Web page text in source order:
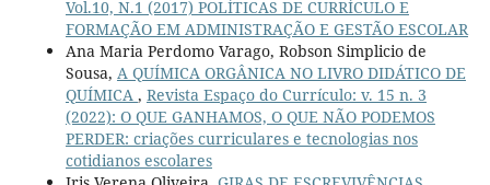
Vol.10, N.1 (2017) POLÍTICAS DE CURRÍCULO E
FORMAÇÃO EM ADMINISTRAÇÃO E GESTÃO ESCOLAR
Ana Maria Perdomo Varago, Robson Simplicio de
Sousa, A QUÍMICA ORGÂNICA NO LIVRO DIDÁTICO DE
QUÍMICA , Revista Espaço do Currículo: v. 15 n. 3
(2022): O QUE GANHAMOS, O QUE NÃO PODEMOS
PERDER: criações curriculares e tecnologias nos
cotidianos escolares